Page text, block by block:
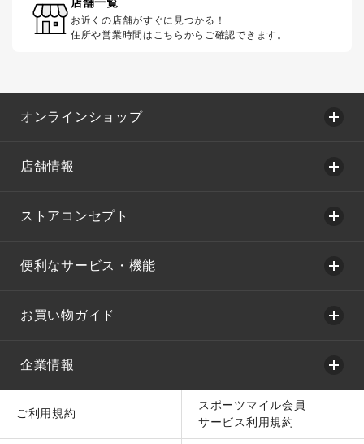
お近くの店舗がすぐに見つかる！
住所や営業時間はこちらからご確認できます。
オンラインショップ
店舗情報
ストアコンセプト
便利なサービス・機能
お買い物ガイド
企業情報
ご利用規約
スポーツマイル会員
サービス利用規約